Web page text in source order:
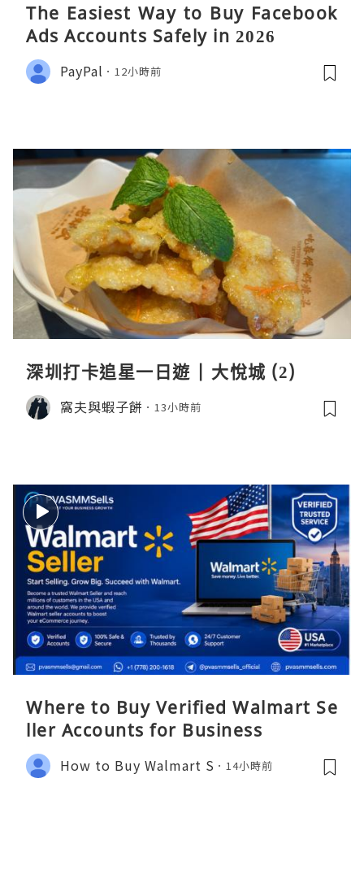
The Easiest Way to Buy Facebook
Ads Accounts Safely in 2026
PayPal 12小時前
深圳打卡追星一日遊 | 大悅城 (2)
窩夫與蝦子餅 13小時前
Where to Buy Verified Walmart Se
ller Accounts for Business
How to Buy Walmart S 14小時前